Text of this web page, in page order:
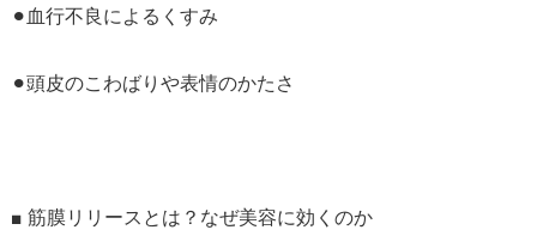
⚫︎血行不良によるくすみ
⚫︎頭皮のこわばりや表情のかたさ
■ 筋膜リリースとは？なぜ美容に効くのか